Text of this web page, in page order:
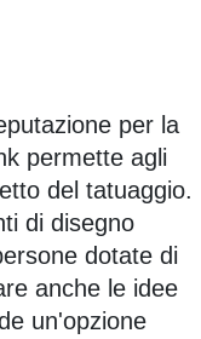
per la
permette agli
del tatuaggio.
di disegno
dotate di
anche le idee
un'opzione